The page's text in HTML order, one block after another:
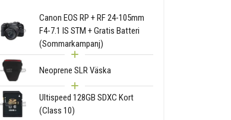
Canon EOS RP + RF 24-105mm
F4-7.1 IS STM + Gratis Batteri
(Sommarkampanj)
Neoprene SLR Väska
Ultispeed 128GB SDXC Kort
(Class 10)